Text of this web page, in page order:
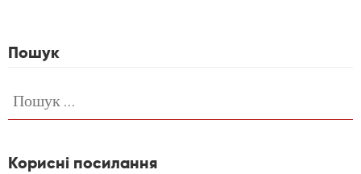
Пошук
Корисні посилання